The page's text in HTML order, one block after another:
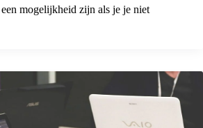
mogelijkheid zijn als je je niet